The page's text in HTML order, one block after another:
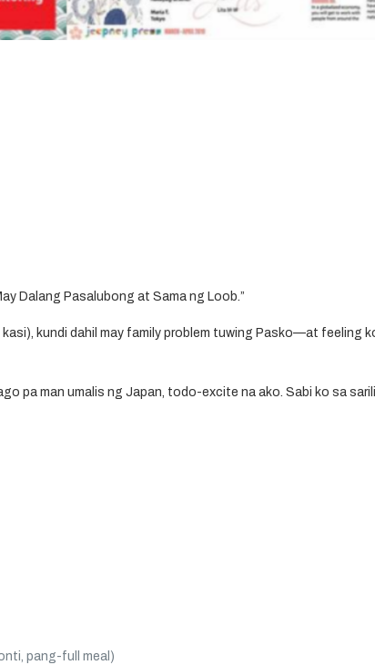
Dalang Pasalubong at Sama ng Loob.”
kundi dahil may family problem tuwing Pasko—at feeling
pa man umalis ng Japan, todo-excite na ako. Sabi ko sa
pang-full meal)